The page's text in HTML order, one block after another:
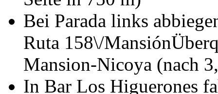
Bei Parada links
Ruta 158\/
Mansion-Nicoya (nach
In Bar Los Higuerones